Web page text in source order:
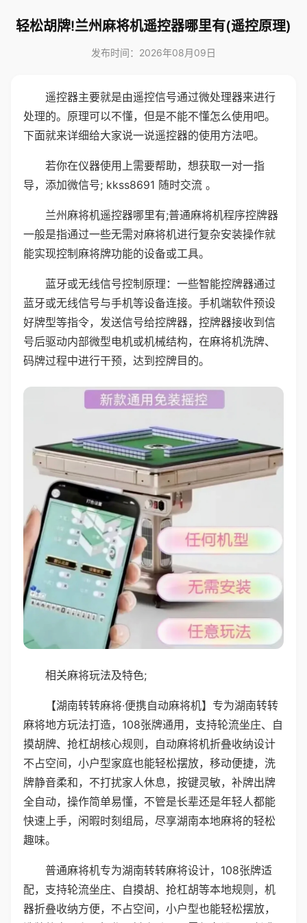
轻松胡牌!兰州麻将机遥控器哪里有(遥控原理)
发布时间：2026年08月09日
遥控器主要就是由遥控信号通过微处理器来进行
处理的。原理可以不懂，但是不能不懂怎么使用吧。
下面就来详细给大家说一说遥控器的使用方法吧。
若你在仪器使用上需要帮助，想获取一对一指
导，添加微信号; kkss8691 随时交流 。
兰州麻将机遥控器哪里有;普通麻将机程序控牌器
一般是指通过一些无需对麻将机进行复杂安装操作就
能实现控制麻将牌功能的设备或工具。
蓝牙或无线信号控制原理：一些智能控牌器通过
蓝牙或无线信号与手机等设备连接。手机端软件预设
好牌型等指令，发送信号给控牌器，控牌器接收到信
号后驱动内部微型电机或机械结构，在麻将机洗牌、
码牌过程中进行干预，达到控牌目的。
相关麻将玩法及特色;
【湖南转转麻将·便携自动麻将机】专为湖南转转
麻将地方玩法打造，108张牌通用，支持轮流坐庄、自
摸胡牌、抢杠胡核心规则，自动麻将机折叠收纳设计
不占空间，小户型家庭也能轻松摆放，移动便捷，洗
牌静音柔和，不打扰家人休息，按键灵敏，补牌出牌
全自动，操作简单易懂，不管是长辈还是年轻人都能
快速上手，闲暇时刻组局，尽享湖南本地麻将的轻松
趣味。
普通麻将机专为湖南转转麻将设计，108张牌适
配，支持轮流坐庄、自摸胡、抢杠胡等本地规则，机
器折叠收纳方便，不占空间，小户型也能轻松摆放，